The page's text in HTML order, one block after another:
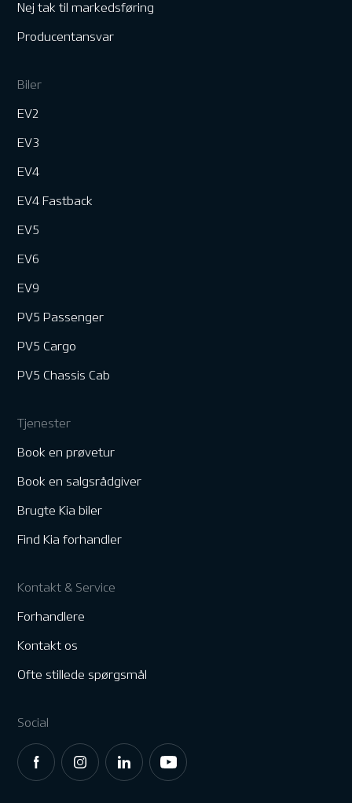
Nej tak til markedsføring
Producentansvar
Biler
EV2
EV3
EV4
EV4 Fastback
EV5
EV6
EV9
PV5 Passenger
PV5 Cargo
PV5 Chassis Cab
Tjenester
Book en prøvetur
Book en salgsrådgiver
Brugte Kia biler
Find Kia forhandler
Kontakt & Service
Forhandlere
Kontakt os
Ofte stillede spørgsmål
Social